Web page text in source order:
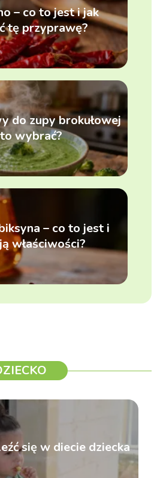
– co to jest i jak
tę przyprawę?
do zupy brokułowej
wybrać?
– co to jest i
właściwości?
się w diecie dziecka